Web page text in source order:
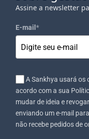
Assine a newsletter
E-mail *
A Sankhya usará os
acordo com a sua
mudar de ideia e
enviando um e-mail
não recebe pedidos de